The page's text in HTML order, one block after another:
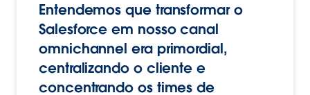
Entendemos que transformar o
Salesforce em nosso canal
omnichannel era primordial,
centralizando o cliente e
concentrando os times de